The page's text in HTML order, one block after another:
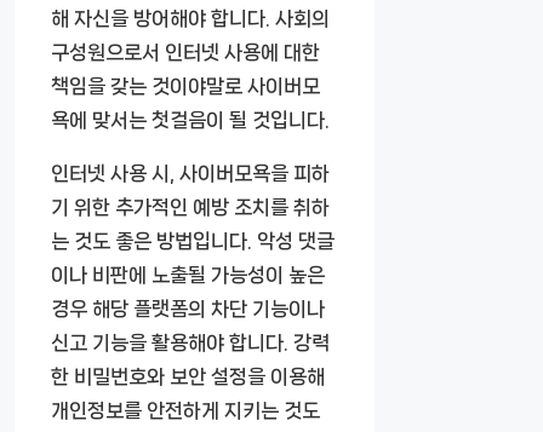
해 자신을 방어해야 합니다. 사회의
구성원으로서 인터넷 사용에 대한
책임을 갖는 것이야말로 사이버모
욕에 맞서는 첫걸음이 될 것입니다.
인터넷 사용 시, 사이버모욕을 피하
기 위한 추가적인 예방 조치를 취하
는 것도 좋은 방법입니다. 악성 댓글
이나 비판에 노출될 가능성이 높은
경우 해당 플랫폼의 차단 기능이나
신고 기능을 활용해야 합니다. 강력
한 비밀번호와 보안 설정을 이용해
개인정보를 안전하게 지키는 것도